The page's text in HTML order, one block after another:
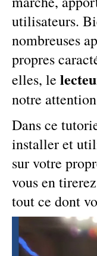
utilisateurs.
nombreuses
propres
elles, le
notre
Dans ce
installer et
sur votre
vous en
tout ce dont